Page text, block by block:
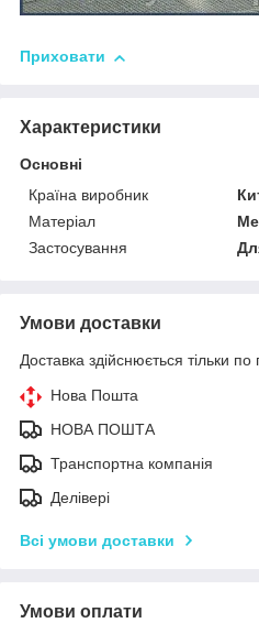
Приховати
Характеристики
Основні
Країна виробник
Матеріал
Застосування
Умови доставки
Доставка здійснюється тільки по
Нова Пошта
НОВА ПОШТА
Транспортна компанія
Делівері
Всі умови доставки
Умови оплати